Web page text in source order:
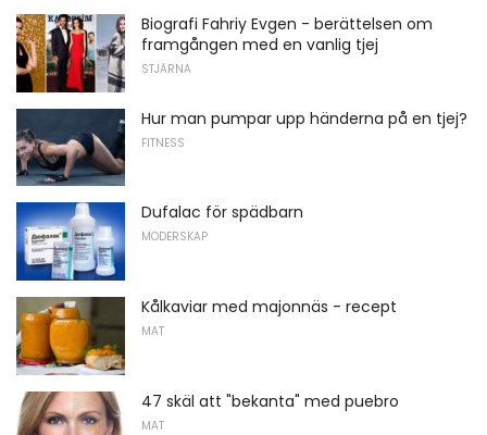
Biografi Fahriy Evgen - berättelsen om
framgången med en vanlig tjej
STJÄRNA
Hur man pumpar upp händerna på en tjej?
FITNESS
Dufalac för spädbarn
MODERSKAP
Kålkaviar med majonnäs - recept
MAT
47 skäl att "bekanta" med puebro
MAT